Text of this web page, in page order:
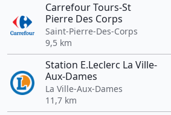
Carrefour Tours-St
Pierre Des Corps
Saint-Pierre-Des-Corps
9,5 km
Station E.Leclerc La Ville-
Aux-Dames
La Ville-Aux-Dames
11,7 km